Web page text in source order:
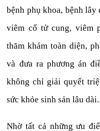
bệnh phụ khoa, bệnh lây
viêm cổ tử cung, viêm
thăm khám toàn diện,
và đưa ra phương án
không chỉ giải quyết
sức khỏe sinh sản lâu dài.
Nhờ tất cả những ưu